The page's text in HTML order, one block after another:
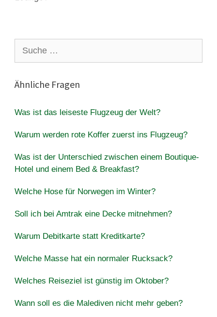
nach:
Ähnliche Fragen
Was ist das leiseste Flugzeug der Welt?
Warum werden rote Koffer zuerst ins Flugzeug?
Was ist der Unterschied zwischen einem Boutique-
Hotel und einem Bed & Breakfast?
Welche Hose für Norwegen im Winter?
Soll ich bei Amtrak eine Decke mitnehmen?
Warum Debitkarte statt Kreditkarte?
Welche Masse hat ein normaler Rucksack?
Welches Reiseziel ist günstig im Oktober?
Wann soll es die Malediven nicht mehr geben?